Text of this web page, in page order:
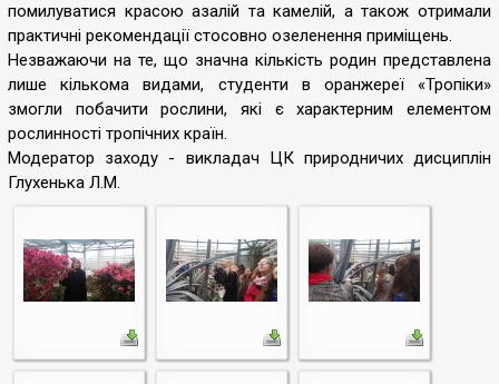
помилуватися красою азалій та камелій, а також отримали
практичні рекомендації стосовно озеленення приміщень.
Незважаючи на те, що значна кількість родин представлена
лише кількома видами, студенти в оранжереї «Тропіки»
змогли побачити рослини, які є характерним елементом
рослинності тропічних країн.
Модератор заходу - викладач ЦК природничих дисциплін
Глухенька Л.М.